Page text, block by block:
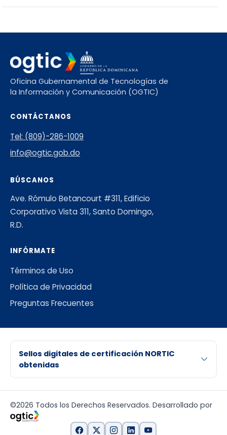
Oficina Gubernamental de Tecnologías de
la Información y Comunicación (OGTIC)
CONTÁCTANOS
Tel: (809)-286-1009
info@ogtic.gob.do
BÚSCANOS
Ave. Rómulo Betancourt #311, Edificio
Corporativo Vista 311, Santo Domingo,
R.D.
INFÓRMATE
Términos de Uso
Política de Privacidad
Preguntas Frecuentes
Sellos digitales de certificación NORTIC
obtenidas
©2026 Todos los Derechos Reservados. Desarrollado por